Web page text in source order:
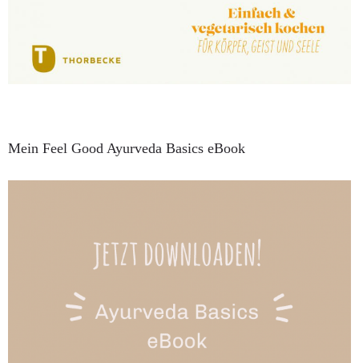
Mein Feel Good Ayurveda Basics eBook